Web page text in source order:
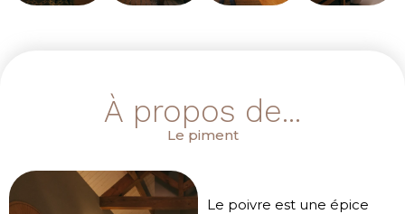
À propos de...
Le piment
Le poivre est une épice